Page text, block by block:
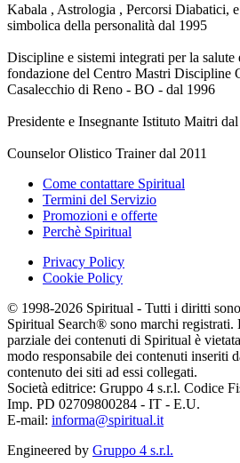
Kabala , Astrologia , Percorsi Diabatici,
simbolica della personalità dal 1995
Discipline e sistemi integrati per la
fondazione del Centro Mastri Discipline
Casalecchio di Reno - BO - dal 1996
Presidente e Insegnante Istituto Maitri
Counselor Olistico Trainer dal 2011
Come contattare Spiritual
Termini del Servizio
Promozioni e offerte
Perchè Spiritual
Privacy Policy
Cookie Policy
© 1998-2026 Spiritual - Tutti i diritti
Spiritual Search® sono marchi registrati.
parziale dei contenuti di Spiritual è
modo responsabile dei contenuti inseriti
contenuto dei siti ad essi collegati.
Società editrice: Gruppo 4 s.r.l. Codice
Imp. PD 02709800284 - IT - E.U.
E-mail: informa@spiritual.it
Engineered by Gruppo 4 s.r.l.